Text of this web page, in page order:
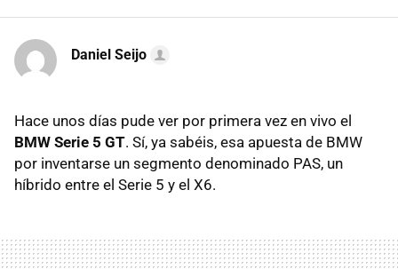
Daniel Seijo
Hace unos días pude ver por primera vez en vivo el
BMW Serie 5 GT. Sí, ya sabéis, esa apuesta de BMW
por inventarse un segmento denominado PAS, un
híbrido entre el Serie 5 y el X6.